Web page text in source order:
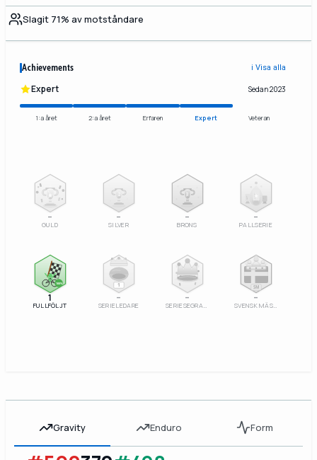
Gravity Enduro Form
Slagit 71% av motståndare
Achievements ℹ️ Visa alla
Expert Sedan 2023
1:a året 2:a året Erfaren Expert Veteran
–
GULD
–
SILVER
3
–
BRONS
–
PALLSERIE
100%
1
FULLFÖLJT
1
–
SERIELEDARE
–
SERIESEGRARE
SM
–
SVENSK MÄSTARE